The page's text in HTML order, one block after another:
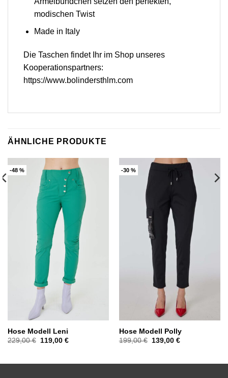
modischen Twist
Made in Italy
Die Taschen findet Ihr im Shop unseres
Kooperationspartners:
https://www.bolindersthlm.com
ÄHNLICHE PRODUKTE
-48 %
Hose Modell Leni
229,00€
Ursprünglicher
119,00 €Aktueller
-30 %
Hose Modell Polly
199,00€
Ursprünglicher
139,00 €Aktueller